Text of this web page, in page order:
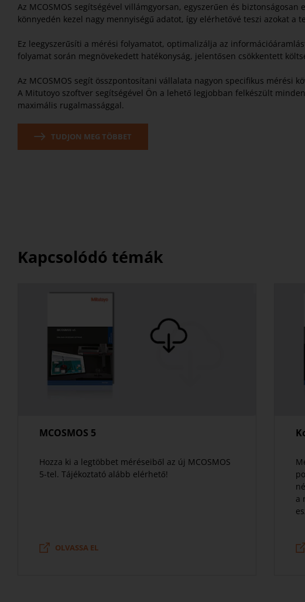
Az MCOSMOS segítségével villámgyorsan, egyszerűen és
könnyedén kezel nagy mennyiségű adatot, így elérhetővé teszi azokat a
Ez leegyszerűsíti a mérési folyamatot, optimalizálja az
folyamat során megnövekedett hatékonyság, jelentősen csökkentett
Az MCOSMOS segít összpontosítani vállalata nagyon specifikus mérési
A Mitutoyo szoftver segítségével Ön a lehető legjobban felkészült
maximális rugalmassággal.
TUDJON MEG TÖBBET
Kapcsolódó témák
MCOSMOS 5
Hozza ki a legtöbbet méréseiből az új MCOSMOS
5-tel. Tájékoztató alább elérhető!
OLVASSA EL
a